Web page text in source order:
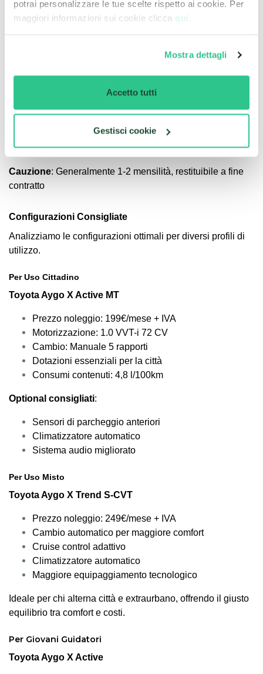
potrai personalizzare le tue scelte rispetto ai cookie. Per
maggiori informazioni sui cookie clicca qui.
Mostra dettagli
Accetto tutti
Gestisci cookie
25.000 km/anno : Maggiorazione di 30€/mese
: Canone base
6.000€: Sconto di 15€/mese
Cauzione: Generalmente 1-2 mensilità, restituibile a fine
contratto
Configurazioni Consigliate
Analizziamo le configurazioni ottimali per diversi profili di
utilizzo.
Per Uso Cittadino
Toyota Aygo X Active MT
Prezzo noleggio: 199€/mese + IVA
Motorizzazione: 1.0 VVT-i 72 CV
Cambio: Manuale 5 rapporti
Dotazioni essenziali per la città
Consumi contenuti: 4,8 l/100km
Optional consigliati:
Sensori di parcheggio anteriori
Climatizzatore automatico
Sistema audio migliorato
Per Uso Misto
Toyota Aygo X Trend S-CVT
Prezzo noleggio: 249€/mese + IVA
Cambio automatico per maggiore comfort
Cruise control adattivo
Climatizzatore automatico
Maggiore equipaggiamento tecnologico
Ideale per chi alterna città e extraurbano, offrendo il giusto
equilibrio tra comfort e costi.
Per Giovani Guidatori
Toyota Aygo X Active